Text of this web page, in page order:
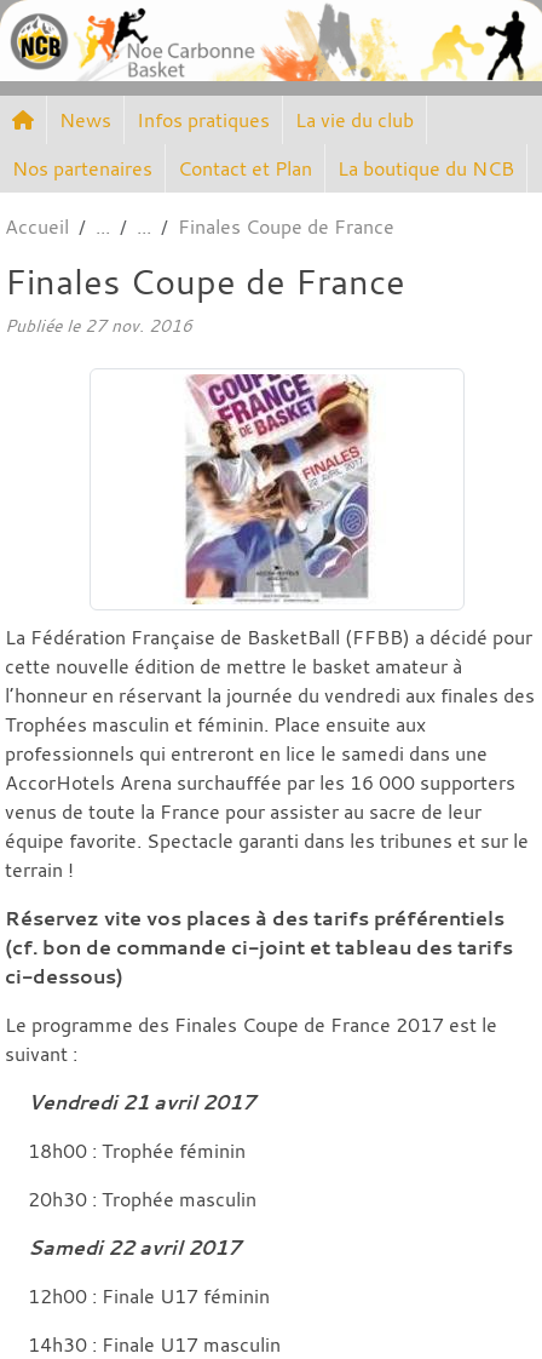
News Infos pratiques
La vie du club
Nos partenaires
Contact et Plan La boutique du NCB
Accueil Finales Coupe de France
Finales Coupe de France
Publiée le 27 nov. 2016
La Fédération Française de BasketBall (FFBB) a décidé pour
cette nouvelle édition de mettre le basket amateur à
l’honneur en réservant la journée du vendredi aux finales des
Trophées masculin et féminin. Place ensuite aux
professionnels qui entreront en lice le samedi dans une
AccorHotels Arena surchauffée par les 16 000 supporters
venus de toute la France pour assister au sacre de leur
équipe favorite. Spectacle garanti dans les tribunes et sur le
terrain !
Réservez vite vos places à des tarifs préférentiels
(cf. bon de commande ci-joint et tableau des tarifs
ci-dessous)
Le programme des Finales Coupe de France 2017 est le
suivant :
Vendredi 21 avril 2017
18h00 : Trophée féminin
20h30 : Trophée masculin
Samedi 22 avril 2017
12h00 : Finale U17 féminin
14h30 : Finale U17 masculin
Panneau de gestion des cookies